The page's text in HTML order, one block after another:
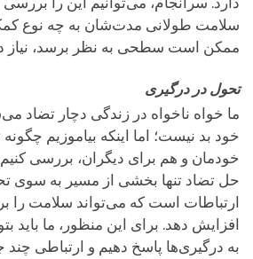
دارد. سرانجام، می‌توانیم این را
سلامت طولانی مدت‌شان به چه نوع
ممکن است سطحی به نظر برسد، نیاز
تحول در درگیری
ما خواه ناخواه در زندگی‌ دچار تضاد
خود بد نیست؛ اما اینکه بیاموزیم
خودمان و هم برای دیگران، بررسی
حل تضاد تنها بخشی از مسیر به سوی
ارتباطات است که می‌تواند سلامت را
افزایش دهد. برای این منظور، ما باید
به درگیری‌ها پاسخ دهیم و ارتباطی چند